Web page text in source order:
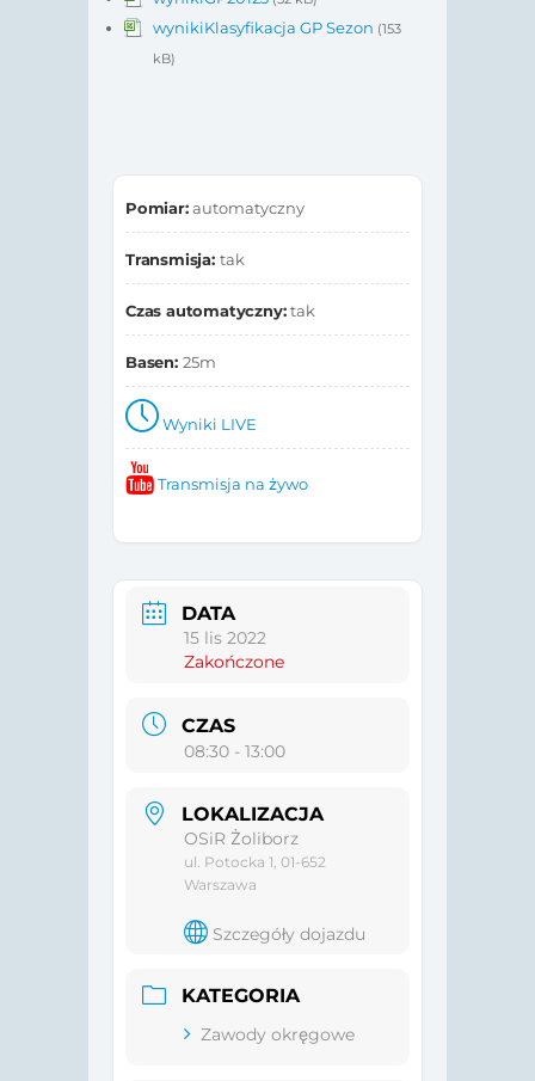
wynikiKlasyfikacja GP Sezon (153
kB)
Pomiar:automatyczny
Transmisja: tak
Czas automatyczny:tak
Basen: 25m
Wyniki LIVE
Transmisja na żywo
DATA
15 lis 2022
Zakończone
CZAS
08:30 - 13:00
LOKALIZACJA
OSiR Żoliborz
ul. Potocka 1, 01-652
Warszawa
Szczegóły dojazdu
KATEGORIA
Zawody okręgowe